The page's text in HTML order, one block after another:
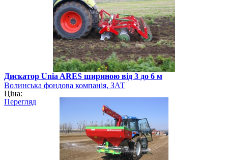
Дискатор Unia ARES шириною від 3 до 6 м
Волинська фондова компанія, ЗАТ
Ціна:
Перегляд